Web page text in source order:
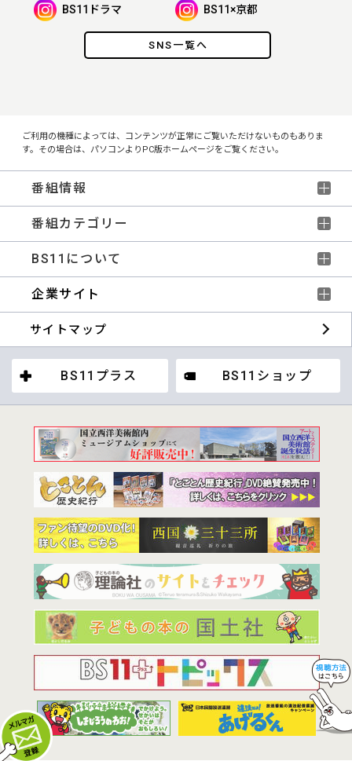
SNS一覧へ
BS11ドラマ BS11×京都
ご利用の機種によっては、コンテンツが正常にご覧いただけないものもありま
す。その場合は、パソコンよりPC版ホームページをご覧ください。
番組情報
番組カテゴリー
BS11について
企業サイト
サイトマップ
BS11プラス BS11ショップ